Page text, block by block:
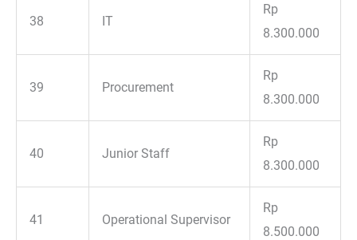
38 IT
Rp
8.300.000
39 Procurement
Rp
8.300.000
40 Junior Staff
Rp
8.300.000
41 Operational Supervisor
Rp
8.500.000